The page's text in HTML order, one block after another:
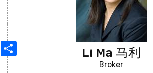
Li Ma 马利
Broker